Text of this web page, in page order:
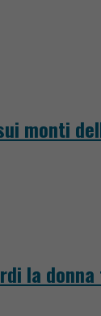
monti
la